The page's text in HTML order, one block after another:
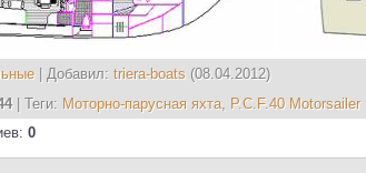
Добавил: triera-boats (08.04.2012)
| Теги: Моторно-парусная яхта, P.C.F.40 Motorsailer|
: 0